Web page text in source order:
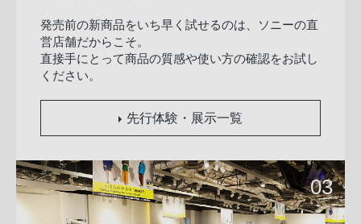
発売前の新商品をいち早く試せるのは、ソニーの直
営店舗だからこそ。
直接手にとって商品の質感や使い方の確認をお試し
ください。
先行体験・展示一覧